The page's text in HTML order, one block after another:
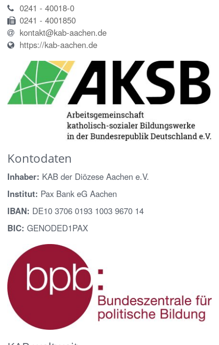
0241 - 40018-0
0241 - 4001850
kontakt@kab-aachen.de
https://kab-aachen.de
Kontodaten
Inhaber: KAB der Diözese Aachen e.V.
Institut: Pax Bank eG Aachen
IBAN: DE10 3706 0193 1003 9670 14
BIC: GENODED1PAX